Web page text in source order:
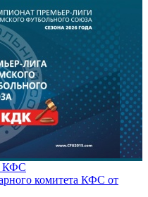
КФС
комитета КФС от